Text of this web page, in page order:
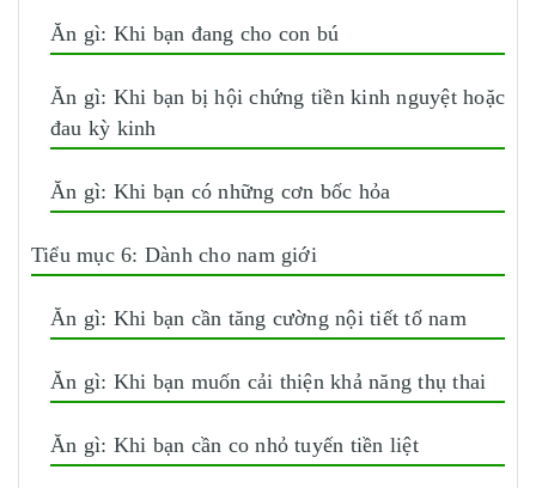
Ăn gì: Khi bạn đang cho con bú
Ăn gì: Khi bạn bị hội chứng tiền kinh nguyệt hoặc
đau kỳ kinh
Ăn gì: Khi bạn có những cơn bốc hỏa
Tiểu mục 6: Dành cho nam giới
Ăn gì: Khi bạn cần tăng cường nội tiết tố nam
Ăn gì: Khi bạn muốn cải thiện khả năng thụ thai
Ăn gì: Khi bạn cần co nhỏ tuyến tiền liệt